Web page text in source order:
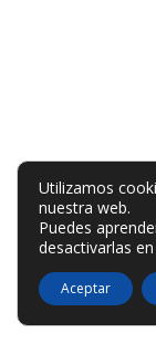
Utilizamos
nuestra web.
Puedes
desactivarlas
Aceptar